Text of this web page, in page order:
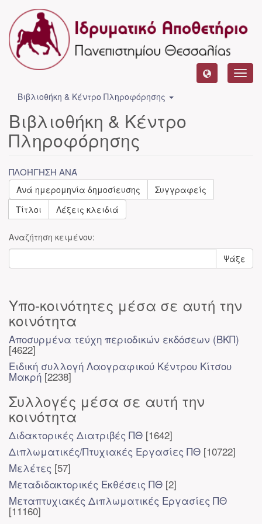
Βιβλιοθήκη & Κέντρο Πληροφόρησης
Βιβλιοθήκη & Κέντρο
Πληροφόρησης
ΠΛΟΉΓΗΣΗ ΑΝΆ
Ανά ημερομηνία δημοσίευσης
Συγγραφείς
Τίτλοι
Λέξεις κλειδιά
Αναζήτηση κειμένου:
Ψάξε
Υπο-κοινότητες μέσα σε αυτή την
κοινότητα
Αποσυρμένα τεύχη περιοδικών εκδόσεων (ΒΚΠ)
[4622]
Ειδική συλλογή Λαογραφικού Κέντρου Κίτσου
Μακρή [2238]
Συλλογές μέσα σε αυτή την
κοινότητα
Διδακτορικές Διατριβές ΠΘ [1642]
Διπλωματικές/Πτυχιακές Εργασίες ΠΘ [10722]
Μελέτες [57]
Μεταδιδακτορικές Εκθέσεις ΠΘ [2]
Μεταπτυχιακές Διπλωματικές Εργασίες ΠΘ
[11160]